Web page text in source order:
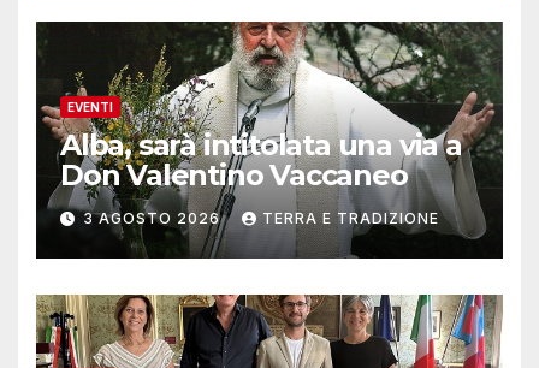
EVENTI
Alba, sarà intitolata una via a
Don Valentino Vaccaneo
3 AGOSTO 2026 TERRA E TRADIZIONE